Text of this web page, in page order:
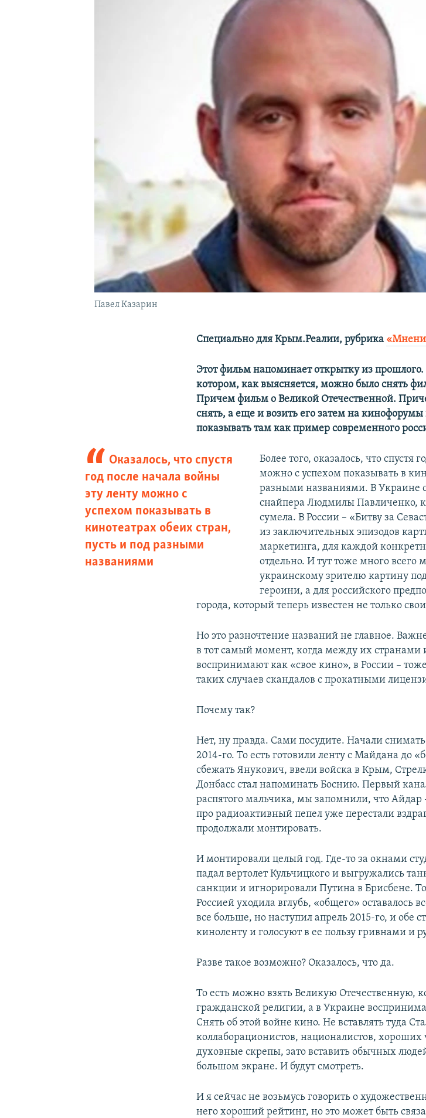
Павел Казарин
Специально для Крым.Реалии, рубрика
Этот фильм напоминает открытку из
котором, как выясняется, можно было снять
Причем фильм о Великой Отечественной.
снять, а еще и возить его затем на
показывать там как пример современного
Оказалось, что спустя
год после начала войны
эту ленту можно с
успехом показывать в
кинотеатрах обеих стран,
пусть и под разными
названиями
Более того, оказалось, что спустя
можно с успехом показывать в
разными названиями. В Украине
снайпера Людмилы Павличенко,
сумела. В России – «Битву за
из заключительных эпизодов
маркетинга, для каждой
отдельно. И тут тоже много
украинскому зрителю картину
героини, а для российского
города, который теперь известен не только
Но это разночтение названий не главное.
в тот самый момент, когда между их странами
воспринимают как «свое кино», в России –
таких случаев скандалов с прокатными
Почему так?
Нет, ну правда. Сами посудите. Начали
2014-го. То есть готовили ленту с Майдана до
сбежать Янукович, ввели войска в Крым,
Донбасс стал напоминать Боснию. Первый
распятого мальчика, мы запомнили, что Айдар
про радиоактивный пепел уже перестали
продолжали монтировать.
И монтировали целый год. Где-то за окнами
падал вертолет Кульчицкого и выгружались
санкции и игнорировали Путина в Брисбене.
Россией уходила вглубь, «общего» оставалось
все больше, но наступил апрель 2015-го, и обе
киноленту и голосуют в ее пользу гривнами и
Разве такое возможно? Оказалось, что да.
То есть можно взять Великую Отечественную,
гражданской религии, а в Украине
Снять об этой войне кино. Не вставлять туда
коллаборационистов, националистов, хороших
духовные скрепы, зато вставить обычных
большом экране. И будут смотреть.
И я сейчас не возьмусь говорить о
него хороший рейтинг, но это может быть